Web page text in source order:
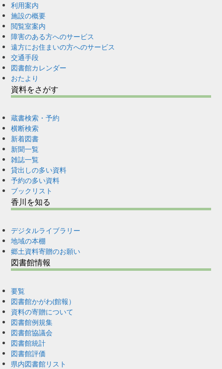
利用案内
施設の概要
閲覧室案内
障害のある方へのサービス
遠方にお住まいの方へのサービス
交通手段
図書館カレンダー
おたより
資料をさがす
蔵書検索・予約
横断検索
新着図書
新聞一覧
雑誌一覧
貸出しの多い資料
予約の多い資料
ブックリスト
香川を知る
デジタルライブラリー
地域の本棚
郷土資料寄贈のお願い
図書館情報
要覧
図書館かがわ(館報）
資料の寄贈について
図書館例規集
図書館協議会
図書館統計
図書館評価
県内図書館リスト